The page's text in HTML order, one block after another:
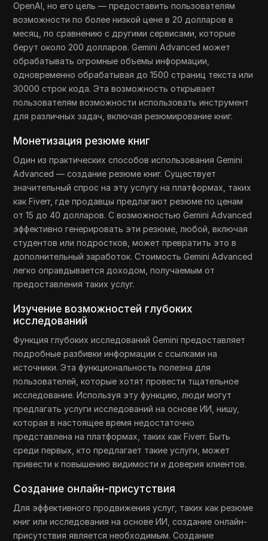
OpenAI, но его цель — предоставить пользователям
возможности по более низкой цене в 20 долларов в
месяц, по сравнению с другими сервисами, которые
берут около 200 долларов. Gemini Advanced может
обрабатывать огромные объемы информации,
одновременно обрабатывая до 1500 страниц текста или
30000 строк кода. Эта возможность открывает
пользователям возможности использовать инструмент
для различных задач, включая резюмирование книг.
Монетизация резюме книг
Один из практических способов использования Gemini
Advanced — создание резюме книг. Существует
значительный спрос на эту услугу на платформах, таких
как Fiverr, где продавцы предлагают резюме по ценам
от 15 до 40 долларов. С возможностью Gemini Advanced
эффективно генерировать эти резюме, любой, включая
студентов или подростков, может превратить это в
дополнительный заработок. Стоимость Gemini Advanced
легко оправдывается доходом, получаемым от
предоставления таких услуг.
Изучение возможностей глубоких
исследований
Функция глубоких исследований Gemini предоставляет
подробные разбивки информации с ссылками на
источники. Эта функциональность полезна для
пользователей, которые хотят провести тщательное
исследование. Используя эту функцию, люди могут
предлагать услуги исследований на основе ИИ, нишу,
которая в настоящее время недостаточно
представлена на платформах, таких как Fiverr. Быть
среди первых, кто предлагает такие услуги, может
привести к повышению видимости и доверия клиентов.
Создание онлайн-присутствия
Для эффективного продвижения услуг, таких как резюме
книг или исследования на основе ИИ, создание онлайн-
присутствия является необходимым. Создание